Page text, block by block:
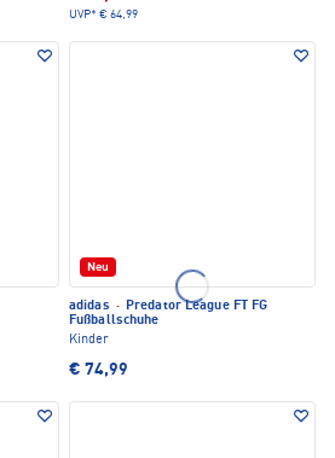
UVP* € 64,99
Neu
adidas · Predator League FT FG
Fußballschuhe
Kinder
€ 74,99